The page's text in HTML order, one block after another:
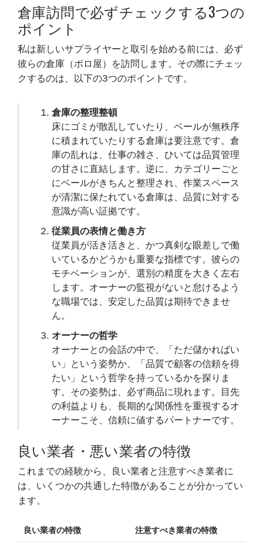
倉庫訪問で必ずチェックする3つの
ポイント
私は新しいサプライヤーと取引を始める前には、必ず
彼らの倉庫（ボロ屋）を訪問します。その際にチェッ
クするのは、以下の3つのポイントです。
倉庫の整理整頓
床にゴミが散乱していたり、ベールが無秩序
に積まれていたりする倉庫は要注意です。倉
庫の乱れは、仕事の雑さ、ひいては品質管理
の甘さに直結します。逆に、カテゴリーごと
にベールがきちんと整理され、作業スペース
が清潔に保たれている倉庫は、品質に対する
意識が高い証拠です。
従業員の表情と働き方
従業員が活き活きと、かつ真剣な眼差しで働
いているかどうかも重要な指標です。彼らの
モチベーションが、選別の精度を大きく左右
します。オーナーの監視がないと怠けるよう
な職場では、安定した品質は期待できませ
ん。
オーナーの哲学
オーナーとの会話の中で、「ただ儲かればい
い」という姿勢か、「品質で顧客の信頼を得
たい」という哲学を持っているかを探りま
す。その姿勢は、必ず商品に現れます。目先
の利益よりも、長期的な関係性を重視するオ
ーナーこそ、信頼に値するパートナーです。
良い業者・悪い業者の特徴
これまでの経験から、良い業者と注意すべき業者に
は、いくつかの共通した特徴があることが分かってい
ます。
良い業者の特徴 注意すべき業者の特徴